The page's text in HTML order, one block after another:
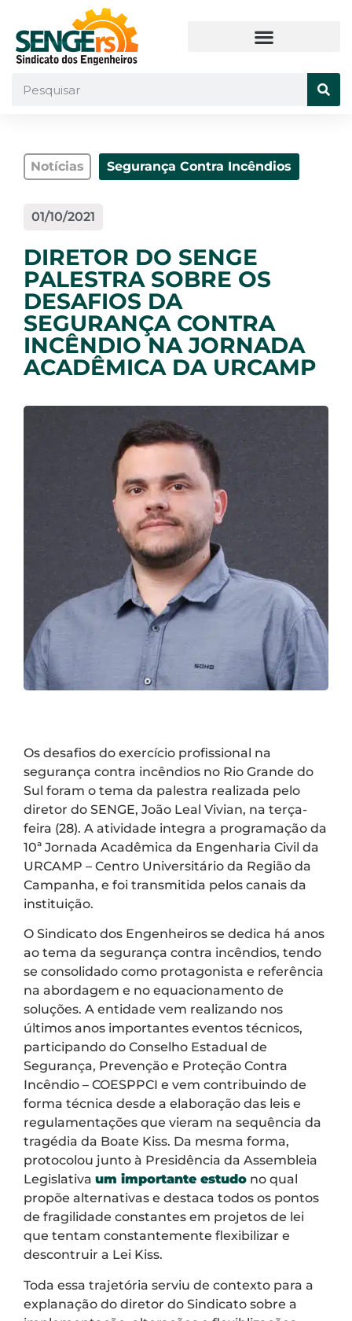
Notícias Segurança Contra Incêndios
01/10/2021
DIRETOR DO SENGE
PALESTRA SOBRE OS
DESAFIOS DA
SEGURANÇA CONTRA
INCÊNDIO NA JORNADA
ACADÊMICA DA URCAMP
Os desafios do exercício profissional na
segurança contra incêndios no Rio Grande do
Sul foram o tema da palestra realizada pelo
diretor do SENGE, João Leal Vivian, na terça-
feira (28). A atividade integra a programação da
10ª Jornada Acadêmica da Engenharia Civil da
URCAMP – Centro Universitário da Região da
Campanha, e foi transmitida pelos canais da
instituição.
O Sindicato dos Engenheiros se dedica há anos
ao tema da segurança contra incêndios, tendo
se consolidado como protagonista e referência
na abordagem e no equacionamento de
soluções. A entidade vem realizando nos
últimos anos importantes eventos técnicos,
participando do Conselho Estadual de
Segurança, Prevenção e Proteção Contra
Incêndio – COESPPCI e vem contribuindo de
forma técnica desde a elaboração das leis e
regulamentações que vieram na sequência da
tragédia da Boate Kiss. Da mesma forma,
protocolou junto à Presidência da Assembleia
Legislativa um importante estudo no qual
propõe alternativas e destaca todos os pontos
de fragilidade constantes em projetos de lei
que tentam constantemente flexibilizar e
descontruir a Lei Kiss.
Toda essa trajetória serviu de contexto para a
explanação do diretor do Sindicato sobre a